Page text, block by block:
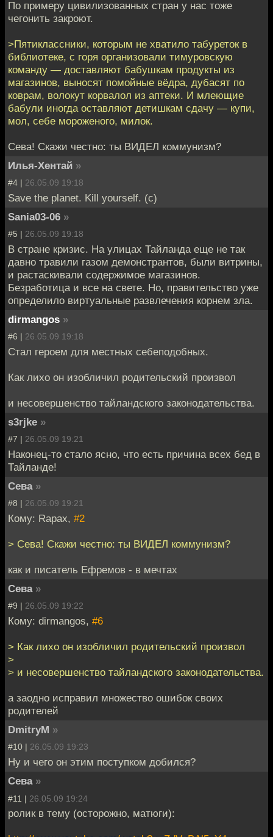
По примеру цивилизованных стран у нас тоже
чегонить закроют.
>Пятиклассники, которым не хватило табуреток в
библиотеке, с горя организовали тимуровскую
команду — доставляют бабушкам продукты из
магазинов, выносят помойные вёдра, дубасят по
коврам, волокут корвалол из аптеки. И млеющие
бабули иногда оставляют детишкам сдачу — купи,
мол, себе мороженого, милок.
Сева! Скажи честно: ты ВИДЕЛ коммунизм?
Илья-Хентай »
#4 | 26.05.09 19:18
Save the planet. Kill yourself. (c)
Sania03-06 »
#5 | 26.05.09 19:18
В стране кризис. На улицах Тайланда еще не так
давно травили газом демонстрантов, были витрины,
и растаскивали содержимое магазинов.
Безработица и все на свете. Но, правительство уже
определило виртуальные развлечения корнем зла.
dirmangos »
#6 | 26.05.09 19:18
Стал героем для местных себеподобных.
Как лихо он изобличил родительский произвол
и несовершенство тайландского законодательства.
s3rjke »
#7 | 26.05.09 19:21
Наконец-то стало ясно, что есть причина всех бед в
Тайланде!
Сева »
#8 | 26.05.09 19:21
Кому: Rapax, #2
> Сева! Скажи честно: ты ВИДЕЛ коммунизм?
как и писатель Ефремов - в мечтах
Сева »
#9 | 26.05.09 19:22
Кому: dirmangos, #6
> Как лихо он изобличил родительский произвол
>
> и несовершенство тайландского законодательства.
а заодно исправил множество ошибок своих
родителей
DmitryM »
#10 | 26.05.09 19:23
Ну и чего он этим поступком добился?
Сева »
#11 | 26.05.09 19:24
ролик в тему (осторожно, матюги):